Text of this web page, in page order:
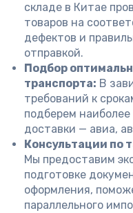
складе в Китае
товаров на
дефектов и
отправкой.
Подбор
транспорта: В
требований к
подберем
доставки — авиа,
Консультации по
Мы предоставим
подготовке
оформления,
параллельного